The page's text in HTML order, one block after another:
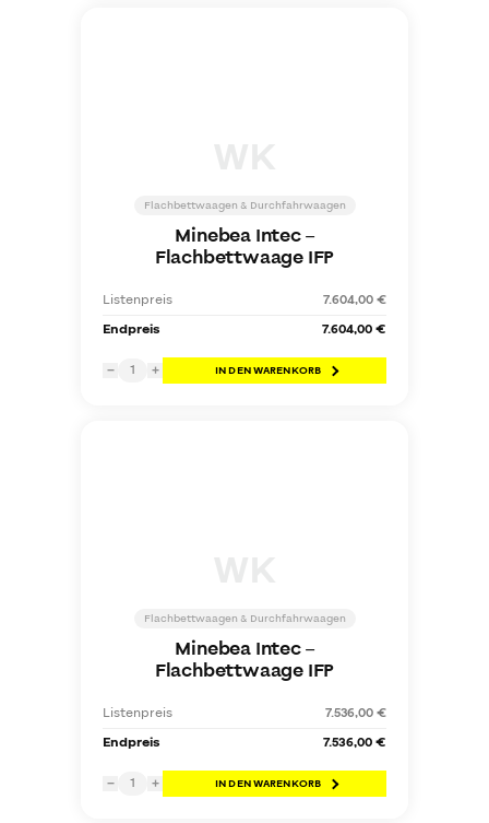
Flachbettwaagen & Durchfahrwaagen
Minebea Intec–
Flachbettwaage IFP
Listenpreis
7.604,00 €
Endpreis
7.604,00 €
− 1 + IN DEN WARENKORB
Flachbettwaagen & Durchfahrwaagen
Minebea Intec–
Flachbettwaage IFP
Listenpreis
7.536,00 €
Endpreis
7.536,00 €
− 1 + IN DEN WARENKORB